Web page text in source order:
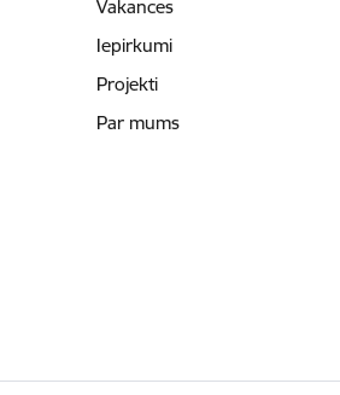
Vakances
Iepirkumi
Projekti
Par mums